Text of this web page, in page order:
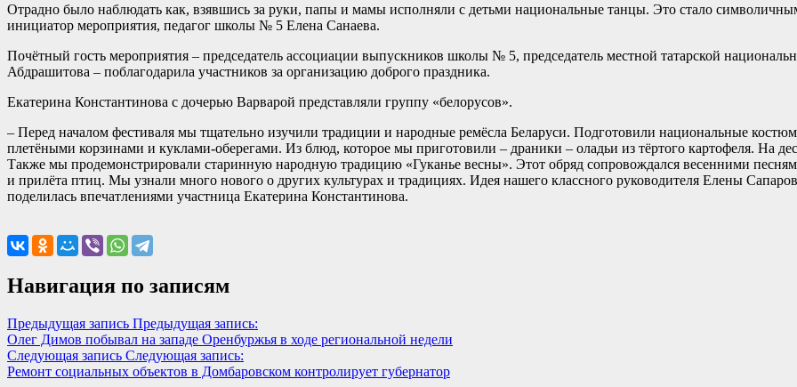
Отрадно было наблюдать как, взявшись за руки, папы и мамы исполняли с детьми национальные танцы. Это стало
инициатор мероприятия, педагог школы № 5 Елена Санаева.
Почётный гость мероприятия – председатель ассоциации выпускников школы № 5, председатель местной татарской
Абдрашитова – поблагодарила участников за организацию доброго праздника.
Екатерина Константинова с дочерью Варварой представляли группу «белорусов».
– Перед началом фестиваля мы тщательно изучили традиции и народные ремёсла Беларуси. Подготовили национальные
плетёными корзинами и куклами-оберегами. Из блюд, которое мы приготовили – драники – оладьи из тёртого картофеля. На
Также мы продемонстрировали старинную народную традицию «Гуканье весны». Этот обряд сопровождался весенними
и прилёта птиц. Мы узнали много нового о других культурах и традициях. Идея нашего классного руководителя Елены
поделилась впечатлениями участница Екатерина Константинова.
Навигация по записям
Предыдущая запись Предыдущая запись:
Олег Димов побывал на западе Оренбуржья в ходе региональной недели
Следующая запись Следующая запись:
Ремонт социальных объектов в Домбаровском контролирует губернатор